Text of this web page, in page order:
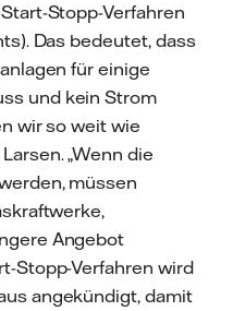
Stopp-Verfahren
Das bedeutet, dass
für einige
und kein Strom
wir so weit wie
„Wenn die
müssen
Angebot
Stopp-Verfahren wird
angekündigt, damit